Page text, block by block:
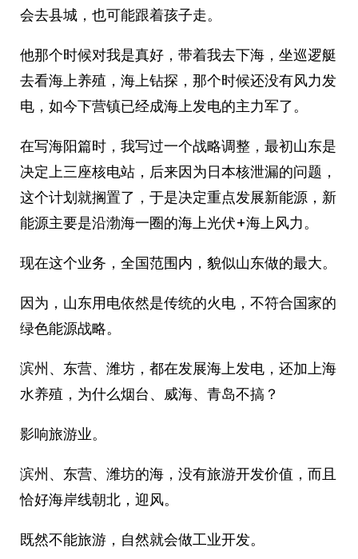
会去县城，也可能跟着孩子走。
他那个时候对我是真好，带着我去下海，坐巡逻艇
去看海上养殖，海上钻探，那个时候还没有风力发
电，如今下营镇已经成海上发电的主力军了。
在写海阳篇时，我写过一个战略调整，最初山东是
决定上三座核电站，后来因为日本核泄漏的问题，
这个计划就搁置了，于是决定重点发展新能源，新
能源主要是沿渤海一圈的海上光伏+海上风力。
现在这个业务，全国范围内，貌似山东做的最大。
因为，山东用电依然是传统的火电，不符合国家的
绿色能源战略。
滨州、东营、潍坊，都在发展海上发电，还加上海
水养殖，为什么烟台、威海、青岛不搞？
影响旅游业。
滨州、东营、潍坊的海，没有旅游开发价值，而且
恰好海岸线朝北，迎风。
既然不能旅游，自然就会做工业开发。